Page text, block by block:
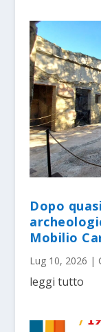
Dopo
Mobilio
Lug 10, 2026 |
leggi tutto